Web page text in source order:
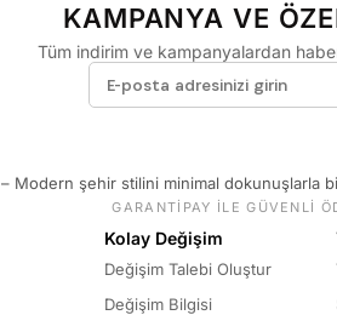
KAMPANYA VE
Tüm indirim ve kampanyalardan
– Modern şehir stilini minimal dokunuşlarla
GARANTİPAY İLE GÜVENLİ
Kolay Değişim
Değişim Talebi Oluştur
Değişim Bilgisi